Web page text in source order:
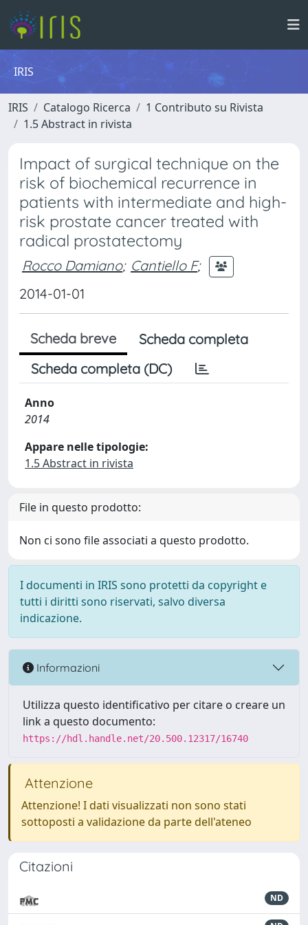
IRIS
IRIS Catalogo Ricerca
1 Contributo su Rivista
1.5 Abstract in rivista
Impact of surgical technique on the
risk of biochemical recurrence in
patients with intermediate and high-
risk prostate cancer treated with
radical prostatectomy
Rocco Damiano; Cantiello F;
2014-01-01
Scheda breve
Scheda completa
Scheda completa (DC)
Anno
2014
Appare nelle tipologie:
1.5 Abstract in rivista
File in questo prodotto:
Non ci sono file associati a questo prodotto.
I documenti in IRIS sono protetti da copyright e
tutti i diritti sono riservati, salvo diversa
indicazione.
Informazioni
Utilizza questo identificativo per citare o creare un
link a questo documento:
https://hdl.handle.net/20.500.12317/16740
Attenzione
Attenzione! I dati visualizzati non sono stati
sottoposti a validazione da parte dell'ateneo
Citazioni
ND